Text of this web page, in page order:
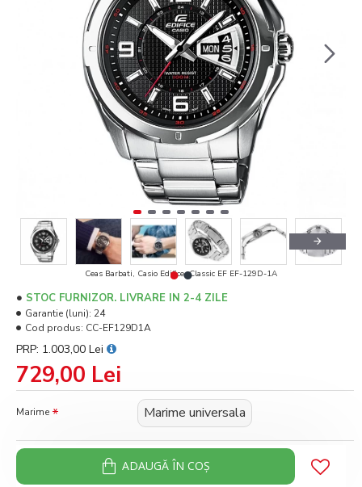
Ceas Barbati, Casio Edifice, Classic EF EF-129D-1A
729,00 Lei
PRP: 1.003,00 Lei
STOC FURNIZOR. LIVRARE IN 2-4 ZILE
Garantie (luni): 24
Cod produs: CC-EF129D1A
Marime Marime universala
ADAUGĂ ÎN COŞ